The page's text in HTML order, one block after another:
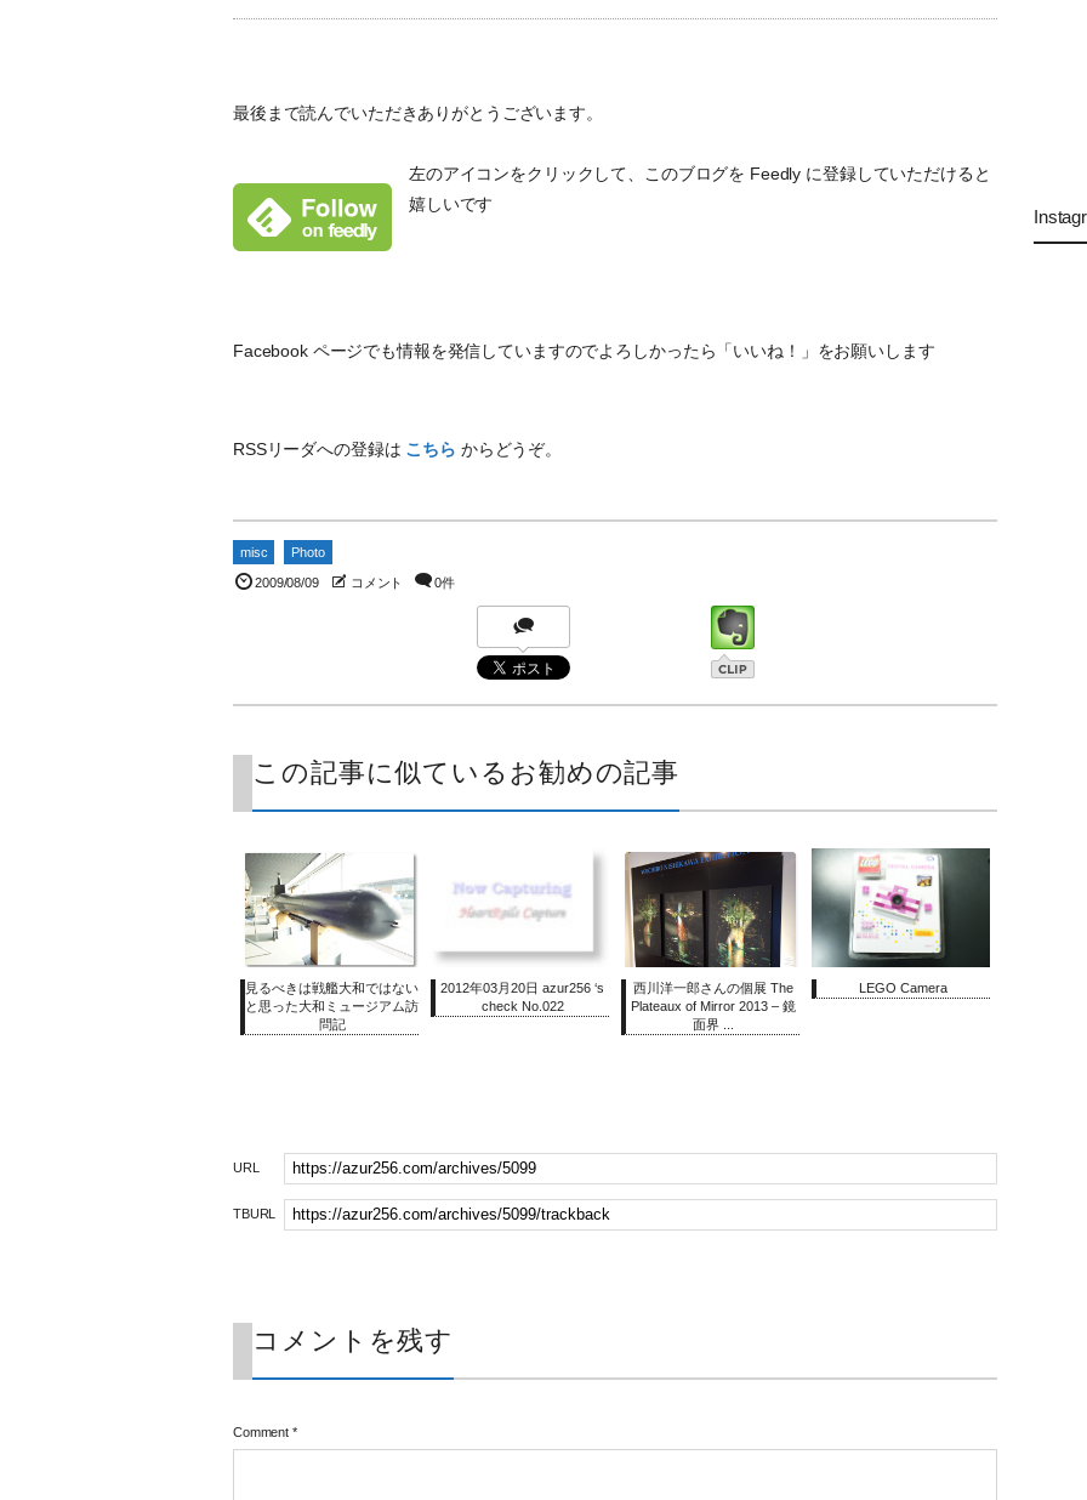
最後まで読んでいただきありがとうございます。
左のアイコンをクリックして、このブログを Feedly に登録していただけると
嬉しいです
Facebook ページでも情報を発信していますのでよろしかったら「いいね！」をお願いします
RSSリーダへの登録は こちら からどうぞ。
misc Photo
2009/08/09 コメント 0件
この記事に似ているお勧めの記事
見るべきは戦艦大和ではない
と思った大和ミュージアム訪
問記
2012年03月20日 azur256 ‘s
check No.022
西川洋一郎さんの個展 The
Plateaux of Mirror 2013 – 鏡
面界 ...
LEGO Camera
URL
TBURL
コメントを残す
Comment *